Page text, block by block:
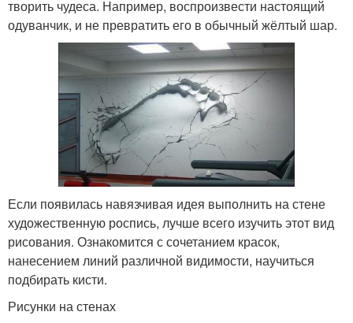
творить чудеса. Например, воспроизвести настоящий
одуванчик, и не превратить его в обычный жёлтый шар.
Если появилась навязчивая идея выполнить на стене
художественную роспись, лучше всего изучить этот вид
рисования. Ознакомится с сочетанием красок,
нанесением линий различной видимости, научиться
подбирать кисти.
Рисунки на стенах